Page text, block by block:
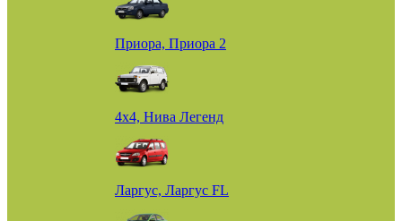
Приора, Приора 2
4х4, Нива Легенд
Ларгус, Ларгус FL